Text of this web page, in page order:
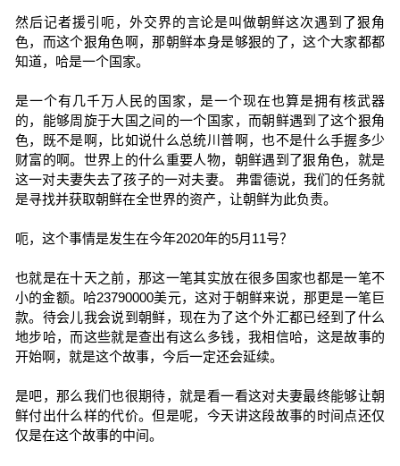
然后记者援引呃，外交界的言论是叫做朝鲜这次遇到了狠角
色，而这个狠角色啊，那朝鲜本身是够狠的了，这个大家都都
知道，哈是一个国家。
是一个有几千万人民的国家，是一个现在也算是拥有核武器
的，能够周旋于大国之间的一个国家，而朝鲜遇到了这个狠角
色，既不是啊，比如说什么总统川普啊，也不是什么手握多少
财富的啊。世界上的什么重要人物，朝鲜遇到了狠角色，就是
这一对夫妻失去了孩子的一对夫妻。 弗雷德说，我们的任务就
是寻找并获取朝鲜在全世界的资产，让朝鲜为此负责。
呃，这个事情是发生在今年2020年的5月11号？
也就是在十天之前，那这一笔其实放在很多国家也都是一笔不
小的金额。哈23790000美元，这对于朝鲜来说，那更是一笔巨
款。待会儿我会说到朝鲜，现在为了这个外汇都已经到了什么
地步哈，而这些就是查出有这么多钱，我相信哈，这是故事的
开始啊，就是这个故事，今后一定还会延续。
是吧，那么我们也很期待，就是看一看这对夫妻最终能够让朝
鲜付出什么样的代价。但是呢，今天讲这段故事的时间点还仅
仅是在这个故事的中间。